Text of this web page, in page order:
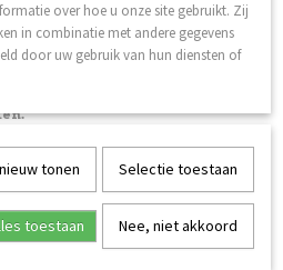
, het pakket is verzekerd tegen
In dat geval krijgt u van ons
mogelijk, er worden ook hier geen
(andere Europese landen op
geometrisch groen - grijs is in 8
over hoe u onze site gebruikt. Zij
in combinatie met andere gegevens
door uw gebruik van hun diensten of
tonen Selectie toestaan
toestaan Nee, niet akkoord